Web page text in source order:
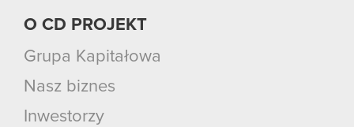
O CD PROJEKT
Grupa Kapitałowa
Nasz biznes
Inwestorzy